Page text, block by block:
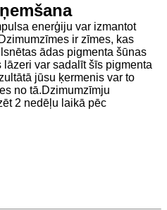
enerģiju var izmantot
ir zīmes, kas
ādas pigmenta šūnas
var sadalīt šīs pigmenta
jūsu ķermenis var to
no tā.Dzimumzīmju
2 nedēļu laikā pēc